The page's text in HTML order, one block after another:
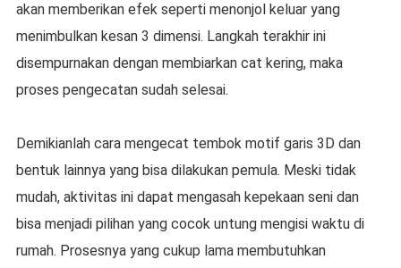
akan memberikan efek seperti menonjol keluar yang
menimbulkan kesan 3 dimensi. Langkah terakhir ini
disempurnakan dengan membiarkan cat kering, maka
proses pengecatan sudah selesai.
Demikianlah cara mengecat tembok motif garis 3D dan
bentuk lainnya yang bisa dilakukan pemula. Meski tidak
mudah, aktivitas ini dapat mengasah kepekaan seni dan
bisa menjadi pilihan yang cocok untung mengisi waktu di
rumah. Prosesnya yang cukup lama membutuhkan